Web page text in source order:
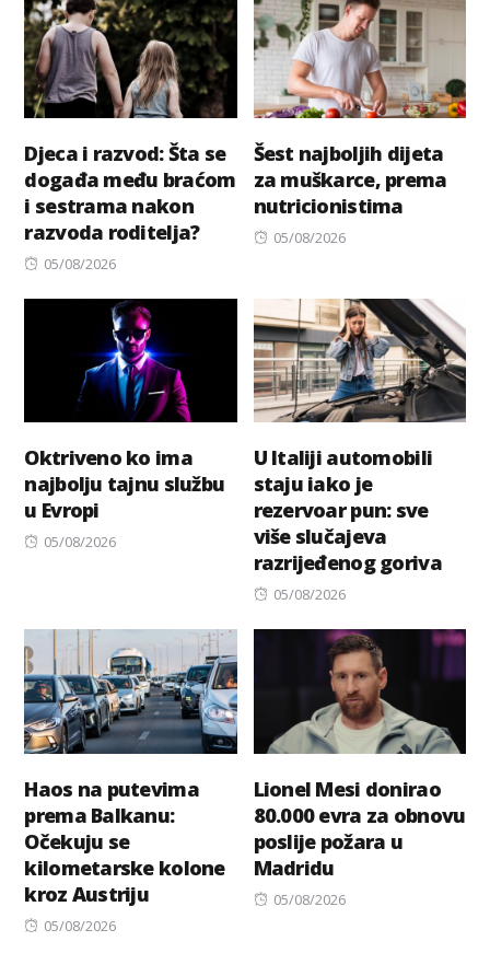
Djeca i razvod: Šta se
događa među braćom
i sestrama nakon
razvoda roditelja?
Posted
05/08/2026
Šest najboljih dijeta
za muškarce, prema
nutricionistima
Posted
05/08/2026
Oktriveno ko ima
najbolju tajnu službu
u Evropi
Posted
05/08/2026
U Italiji automobili
staju iako je
rezervoar pun: sve
više slučajeva
razrijeđenog goriva
Posted
05/08/2026
Haos na putevima
prema Balkanu:
Očekuju se
kilometarske kolone
kroz Austriju
Posted
05/08/2026
Lionel Mesi donirao
80.000 evra za obnovu
poslije požara u
Madridu
Posted
05/08/2026